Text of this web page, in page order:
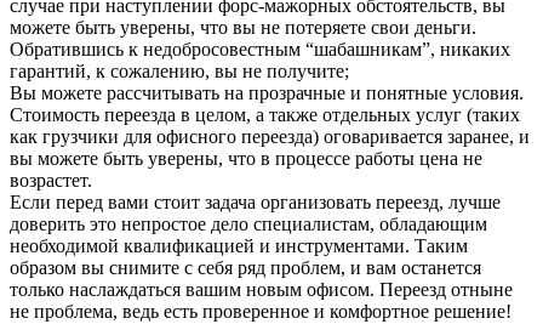
случае при наступлении форс-мажорных обстоятельств, вы
можете быть уверены, что вы не потеряете свои деньги.
Обратившись к недобросовестным “шабашникам”, никаких
гарантий, к сожалению, вы не получите;
Вы можете рассчитывать на прозрачные и понятные условия.
Стоимость переезда в целом, а также отдельных услуг (таких
как грузчики для офисного переезда) оговаривается заранее, и
вы можете быть уверены, что в процессе работы цена не
возрастет.
Если перед вами стоит задача организовать переезд, лучше
доверить это непростое дело специалистам, обладающим
необходимой квалификацией и инструментами. Таким
образом вы снимите с себя ряд проблем, и вам останется
только наслаждаться вашим новым офисом. Переезд отныне
не проблема, ведь есть проверенное и комфортное решение!